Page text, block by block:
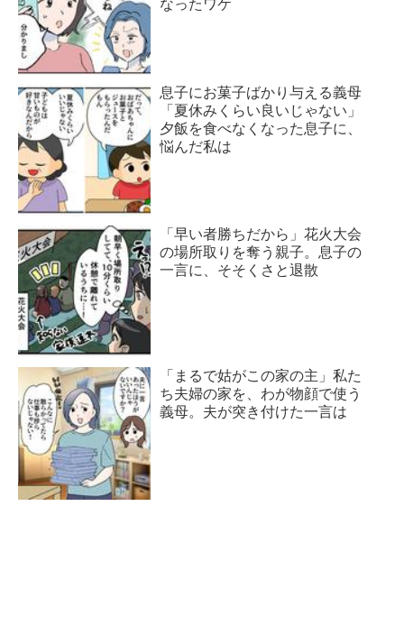
なったワケ
息子にお菓子ばかり与える義母
「夏休みくらい良いじゃない」
夕飯を食べなくなった息子に、
悩んだ私は
「早い者勝ちだから」花火大会
の場所取りを奪う親子。息子の
一言に、そそくさと退散
「まるで姑がこの家の主」私た
ち夫婦の家を、わが物顔で使う
義母。夫が突き付けた一言は